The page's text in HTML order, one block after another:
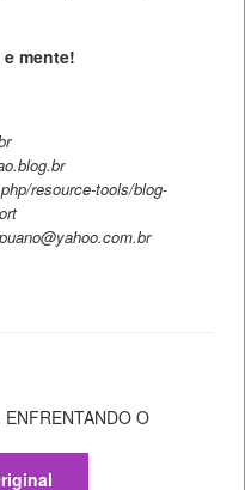
mente!
resource-tools/blog-
ENFRENTANDO O